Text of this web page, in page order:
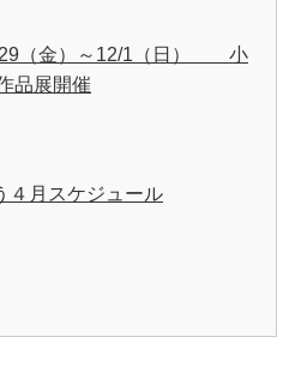
（金）～12/1（日） 小
品展開催
４月スケジュール